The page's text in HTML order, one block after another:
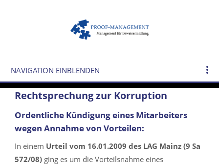
NAVIGATION EINBLENDEN
Rechtsprechung zur Korruption
Ordentliche Kündigung eines Mitarbeiters
wegen Annahme von Vorteilen:
In einem Urteil vom 16.01.2009 des LAG Mainz (9 Sa
572/08) ging es um die Vorteilsnahme eines